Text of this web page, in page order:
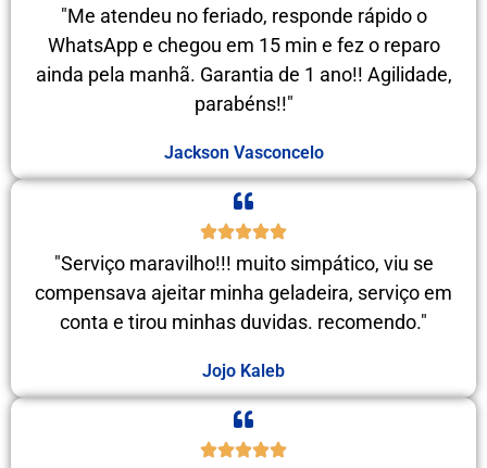
"Me atendeu no feriado, responde rápido o
WhatsApp e chegou em 15 min e fez o reparo
ainda pela manhã. Garantia de 1 ano!! Agilidade,
parabéns!!"
Jackson Vasconcelo
"Serviço maravilho!!! muito simpático, viu se
compensava ajeitar minha geladeira, serviço em
conta e tirou minhas duvidas. recomendo."
Jojo Kaleb